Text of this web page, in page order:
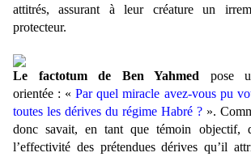
attitrés, assurant à leur créature un
protecteur.
Le factotum de Ben Yahmed pose
orientée : «Par quel miracle avez-vous pu
toutes les dérives du régime Habré ? ».
donc savait, en tant que témoin objectif,
l’effectivité des prétendues dérives qu’il